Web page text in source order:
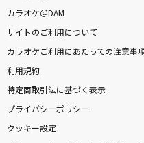
カラオケ＠DAM
サイトのご利用について
カラオケご利用にあたっての注意事
利用規約
特定商取引法に基づく表示
プライバシーポリシー
クッキー設定